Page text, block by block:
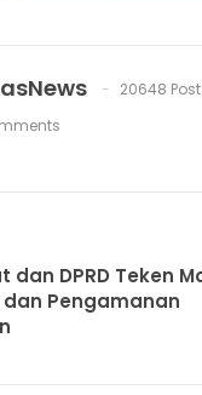
20648
DPRD Teken
dan Pengamanan